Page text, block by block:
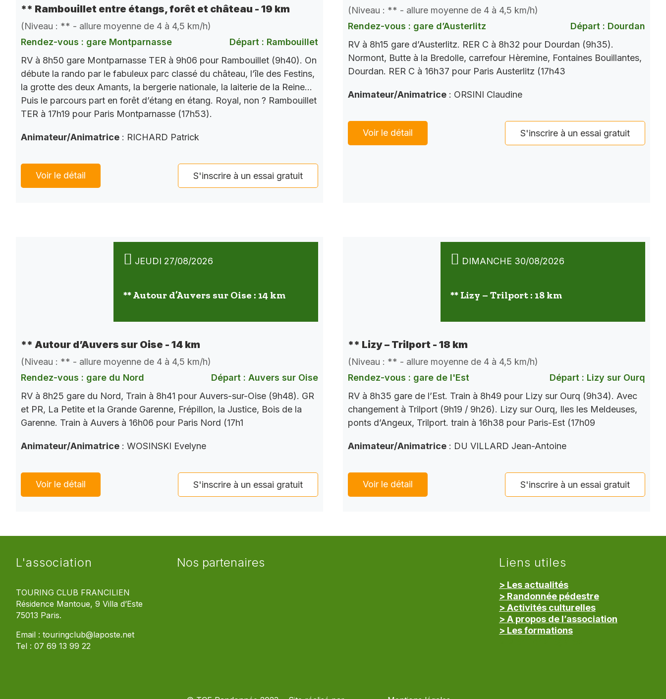
** Rambouillet entre étangs, forêt et château - 19 km
(Niveau : ** - allure moyenne de 4 à 4,5 km/h)
Rendez-vous : gare Montparnasse
Départ : Rambouillet
RV à 8h50 gare Montparnasse TER à 9h06 pour Rambouillet (9h40). On
débute la rando par le fabuleux parc classé du château, l’île des Festins,
la grotte des deux Amants, la bergerie nationale, la laiterie de la Reine…
Puis le parcours part en forêt d’étang en étang. Royal, non ? Rambouillet
TER à 17h19 pour Paris Montparnasse (17h53).
Animateur/Animatrice : RICHARD Patrick
Voir le détail S'inscrire à un essai gratuit
(Niveau : ** - allure moyenne de 4 à 4,5 km/h)
Rendez-vous : gare d’Austerlitz
Départ : Dourdan
RV à 8h15 gare d’Austerlitz. RER C à 8h32 pour Dourdan (9h35).
Normont, Butte à la Bredolle, carrefour Hèremine, Fontaines Bouillantes,
Dourdan. RER C à 16h37 pour Paris Austerlitz (17h43
Animateur/Animatrice : ORSINI Claudine
Voir le détail S'inscrire à un essai gratuit
JEUDI 27/08/2026
** Autour d’Auvers sur Oise : 14 km
** Autour d’Auvers sur Oise - 14 km
(Niveau : ** - allure moyenne de 4 à 4,5 km/h)
Rendez-vous : gare du Nord
Départ : Auvers sur Oise
RV à 8h25 gare du Nord, Train à 8h41 pour Auvers-sur-Oise (9h48). GR
et PR, La Petite et la Grande Garenne, Frépillon, la Justice, Bois de la
Garenne. Train à Auvers à 16h06 pour Paris Nord (17h1
Animateur/Animatrice : WOSINSKI Evelyne
Voir le détail S'inscrire à un essai gratuit
DIMANCHE 30/08/2026
** Lizy – Trilport : 18 km
** Lizy – Trilport - 18 km
(Niveau : ** - allure moyenne de 4 à 4,5 km/h)
Rendez-vous : gare de l'Est
Départ : Lizy sur Ourq
RV à 8h35 gare de l’Est. Train à 8h49 pour Lizy sur Ourq (9h34). Avec
changement à Trilport (9h19 / 9h26). Lizy sur Ourq, Iles les Meldeuses,
ponts d’Angeux, Trilport. train à 16h38 pour Paris-Est (17h09
Animateur/Animatrice : DU VILLARD Jean-Antoine
Voir le détail S'inscrire à un essai gratuit
L'association
TOURING CLUB FRANCILIEN
Résidence Mantoue, 9 Villa d’Este
75013 Paris.
Email : touringclub@laposte.net
Tel : 07 69 13 99 22
Nos partenaires Liens utiles
> Les actualités
> Randonnée pédestre
> Activités culturelles
> A propos de l’association
> Les formations